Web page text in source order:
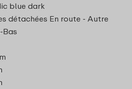
blue dark
détachées En route - Autre
Bas